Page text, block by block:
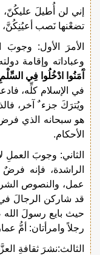
إني لن أُطيلَ عليكُنّ،
تضعْنها نَصب أعيُنِكُنَّ،
الأمرَ الأول: وجوبَ
وعباداته وإقامة
آَمَنُوا ادْخُلُوا فِي
في الإسلام كلِّه،
ويُترَكَ جزء ٌ آخر،
هو سبحانه الذي فرض
الأحكام.
الثاني: وجوبَ العملِ
الراشدة، فإنه
عمل، والنصوص
قد شاركن الرجالَ في
حيث بايع رسولَ الله
رجلاً وامرأتان: أمُّ
الثالث:نشرَ ثقافةِ